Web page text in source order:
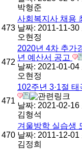
박형준
473
사회복지사 채용
날짜: 2011-11-30
오현정
472
2020년 4차 추가
년 예산서 공고
날짜: 2021-01-04
오현정
471
102주년 3·1절
날짜: 2021-02-16
김형석
470
겨울방학 실습생
날짜: 2011-12-01
김정희